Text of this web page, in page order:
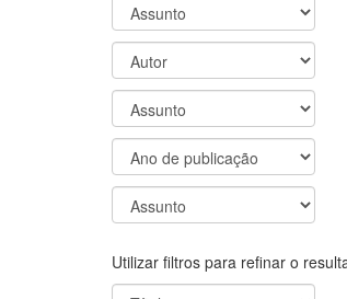
Utilizar filtros para refinar o